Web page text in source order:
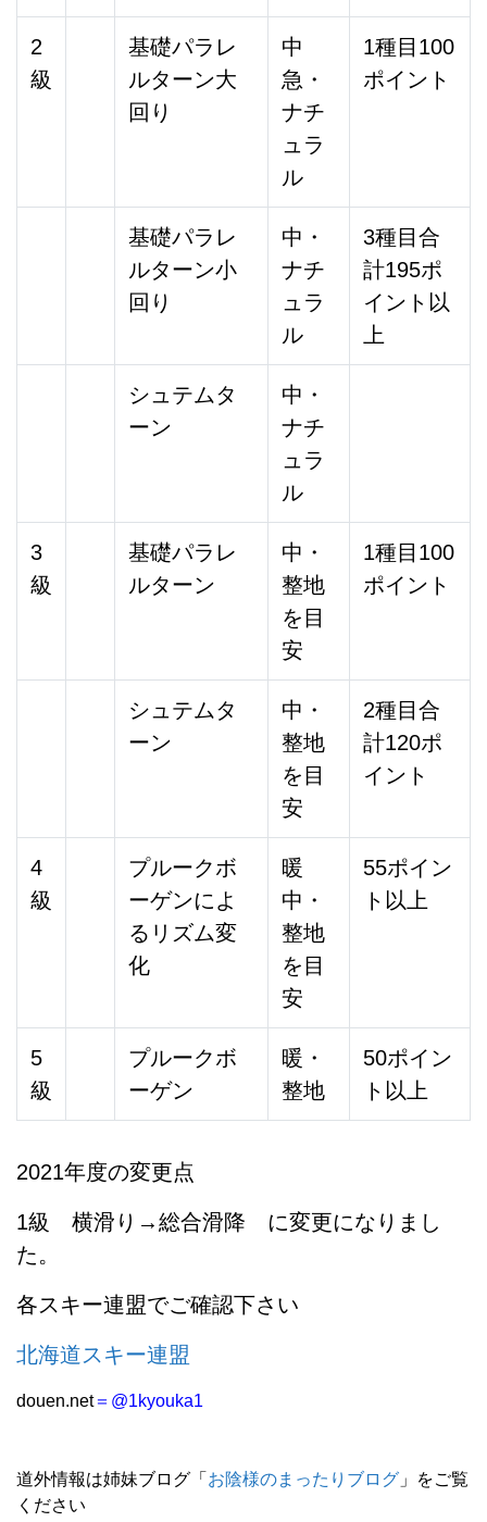
2
級
基礎パラレ
ルターン大
回り
中
急・
ナチ
ュラ
ル
1種目100
ポイント
基礎パラレ
ルターン小
回り
中・
ナチ
ュラ
ル
3種目合
計195ポ
イント以
上
シュテムタ
ーン
中・
ナチ
ュラ
ル
3
級
基礎パラレ
ルターン
中・
整地
を目
安
1種目100
ポイント
シュテムタ
ーン
中・
整地
を目
安
2種目合
計120ポ
イント
4
級
プルークボ
ーゲンによ
るリズム変
化
暖
中・
整地
を目
安
55ポイン
ト以上
5
級
プルークボ
ーゲン
暖・
整地
50ポイン
ト以上
2021年度の変更点
1級 横滑り→総合滑降 に変更になりまし
た。
各スキー連盟でご確認下さい
北海道スキー連盟
douen.net＝@1kyouka1
道外情報は姉妹ブログ「 お陰様のまったりブログ 」をご覧
ください